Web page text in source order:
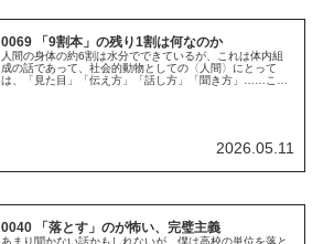
0069 「9割本」の残り1割は何なのか
人間の身体の約6割は水分でできているが、これは体内組
成の話であって、社会的動物としての〈人間〉にとって
は、「見た目」「伝え方」「話し方」「聞き方」……これ
2026.05.11
0040 「落とす」のが怖い、完璧主義
あまり聞かない話かもしれないが、僕は高校の単位を落と